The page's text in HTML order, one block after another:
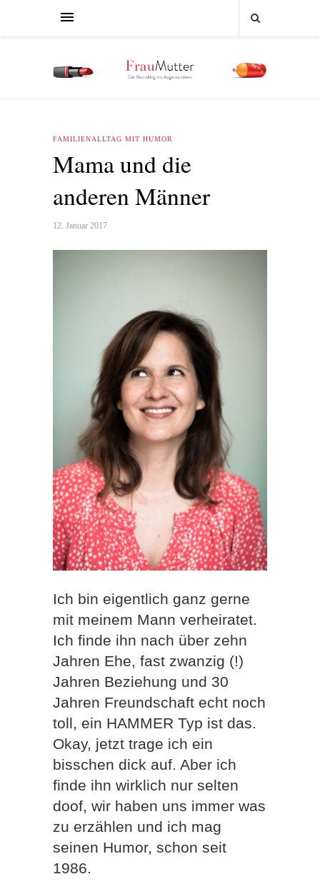
FAMILIENALLTAG MIT HUMOR
Mama und die
anderen Männer
12. Januar 2017
Ich bin eigentlich ganz gerne
mit meinem Mann verheiratet.
Ich finde ihn nach über zehn
Jahren Ehe, fast zwanzig (!)
Jahren Beziehung und 30
Jahren Freundschaft echt noch
toll, ein HAMMER Typ ist das.
Okay, jetzt trage ich ein
bisschen dick auf. Aber ich
finde ihn wirklich nur selten
doof, wir haben uns immer was
zu erzählen und ich mag
seinen Humor, schon seit
1986.